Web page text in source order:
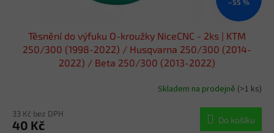
–55 %
Těsnění do výfuku O-kroužky NiceCNC - 2ks | KTM
250/300 (1998-2022) / Husqvarna 250/300 (2014-
2022) / Beta 250/300 (2013-2022)
Skladem na prodejně (>1 ks)
33 Kč bez DPH
40 Kč Do košíku